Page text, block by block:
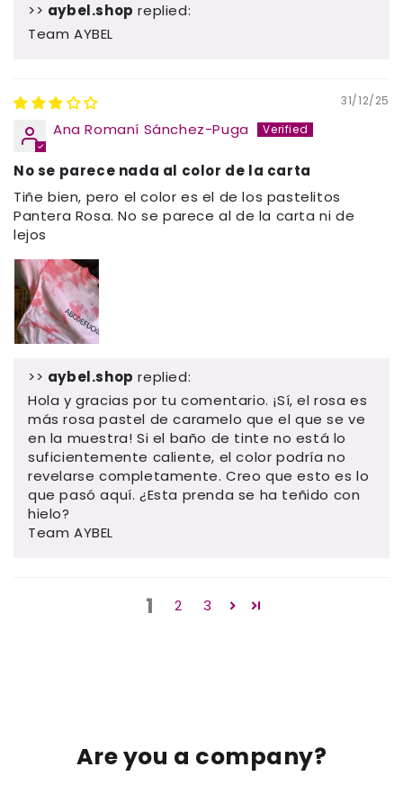
>> aybel.shop replied:
Team AYBEL
31/12/25
Ana Romaní Sánchez-Puga
No se parece nada al color de la carta
Tiñe bien, pero el color es el de los pastelitos
Pantera Rosa. No se parece al de la carta ni de
lejos
>> aybel.shop replied:
Hola y gracias por tu comentario. ¡Sí, el rosa es
más rosa pastel de caramelo que el que se ve
en la muestra! Si el baño de tinte no está lo
suficientemente caliente, el color podría no
revelarse completamente. Creo que esto es lo
que pasó aquí. ¿Esta prenda se ha teñido con
hielo?
Team AYBEL
1 2 3
Are you a company?